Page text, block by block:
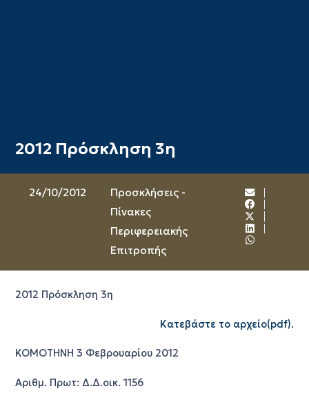
2012 Πρόσκληση 3η
24/10/2012
Προσκλήσεις -
Πίνακες
Περιφερειακής
Επιτροπής
2012 Πρόσκληση 3η
Κατεβάστε το αρχείο(pdf).
ΚΟΜΟΤΗΝΗ 3 Φεβρουαρίου 2012
Αριθμ. Πρωτ: Δ.Δ.οικ. 1156